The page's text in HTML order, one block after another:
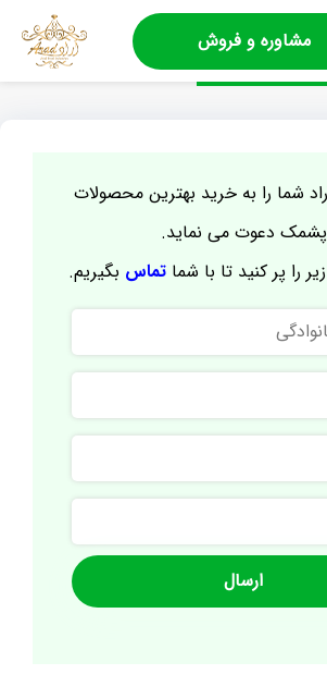
مشاوره و فروش
شما را به خرید بهترین محصولات
پشمک دعوت می نماید.
زیر را پر کنید تا با شماتماس بگیریم.